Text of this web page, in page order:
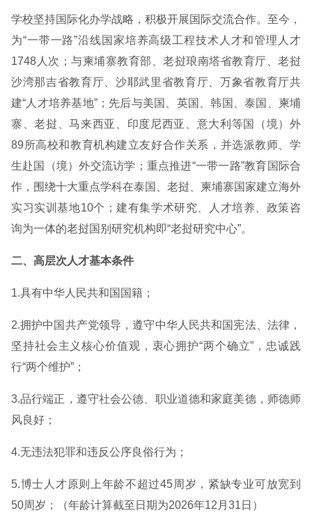
学校坚持国际化办学战略，积极开展国际交流合作。至今，
为“一带一路”沿线国家培养高级工程技术人才和管理人才
1748人次；与柬埔寨教育部、老挝琅南塔省教育厅、老挝
沙湾那吉省教育厅、沙耶武里省教育厅、万象省教育厅共
建“人才培养基地”；先后与美国、英国、韩国、泰国、柬埔
寨、老挝、马来西亚、印度尼西亚、意大利等国（境）外
89所高校和教育机构建立友好合作关系，并选派教师、学
生赴国（境）外交流访学；重点推进“一带一路”教育国际合
作，围绕十大重点学科在泰国、老挝、柬埔寨国家建立海外
实习实训基地10个；建有集学术研究、人才培养、政策咨
询为一体的老挝国别研究机构即“老挝研究中心”。
二、高层次人才基本条件
1.具有中华人民共和国国籍；
2.拥护中国共产党领导，遵守中华人民共和国宪法、法律，
坚持社会主义核心价值观，衷心拥护“两个确立”，忠诚践
行“两个维护”；
3.品行端正，遵守社会公德、职业道德和家庭美德，师德师
风良好；
4.无违法犯罪和违反公序良俗行为；
5.博士人才原则上年龄不超过45周岁，紧缺专业可放宽到
50周岁；（年龄计算截至日期为2026年12月31日）